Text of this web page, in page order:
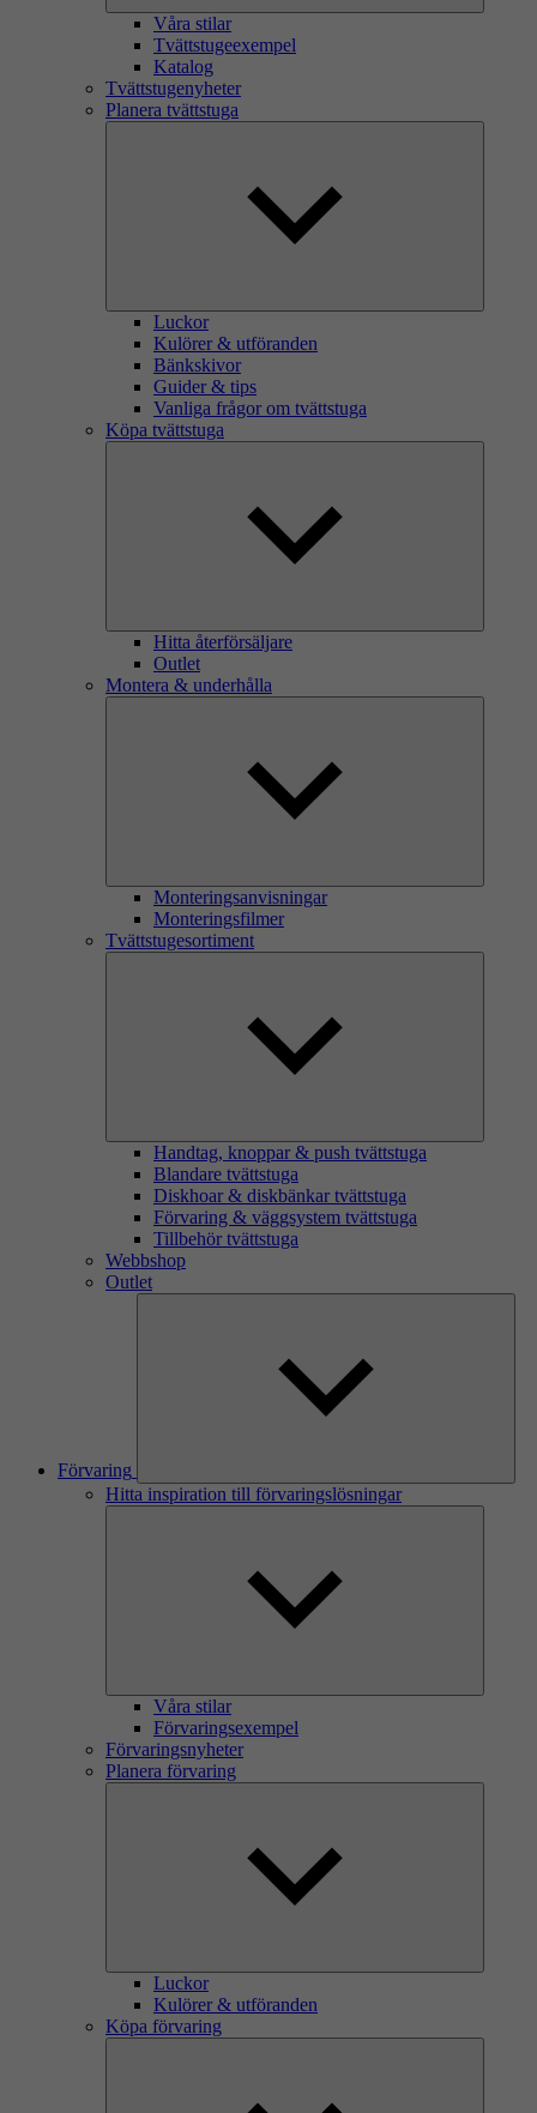
Våra stilar
Tvättstugeexempel
Katalog
Tvättstugenyheter
Planera tvättstuga
Luckor
Kulörer & utföranden
Bänkskivor
Guider & tips
Vanliga frågor om tvättstuga
Köpa tvättstuga
Hitta återförsäljare
Outlet
Montera & underhålla
Monteringsanvisningar
Monteringsfilmer
Tvättstugesortiment
Handtag, knoppar & push tvättstuga
Blandare tvättstuga
Diskhoar & diskbänkar tvättstuga
Förvaring & väggsystem tvättstuga
Tillbehör tvättstuga
Webbshop
Outlet
Förvaring
Hitta inspiration till förvaringslösningar
Våra stilar
Förvaringsexempel
Förvaringsnyheter
Planera förvaring
Luckor
Kulörer & utföranden
Köpa förvaring